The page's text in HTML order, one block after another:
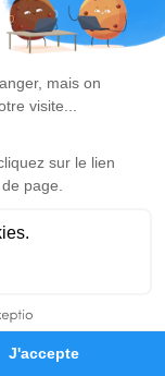
Hommages
lieu
de
est